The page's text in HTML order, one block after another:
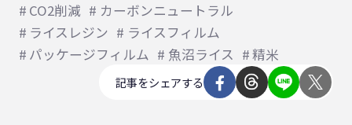
CO2削減
カーボンニュートラル
ライスレジン
ライスフィルム
パッケージフィルム
魚沼ライス 精米
記事をシェアする